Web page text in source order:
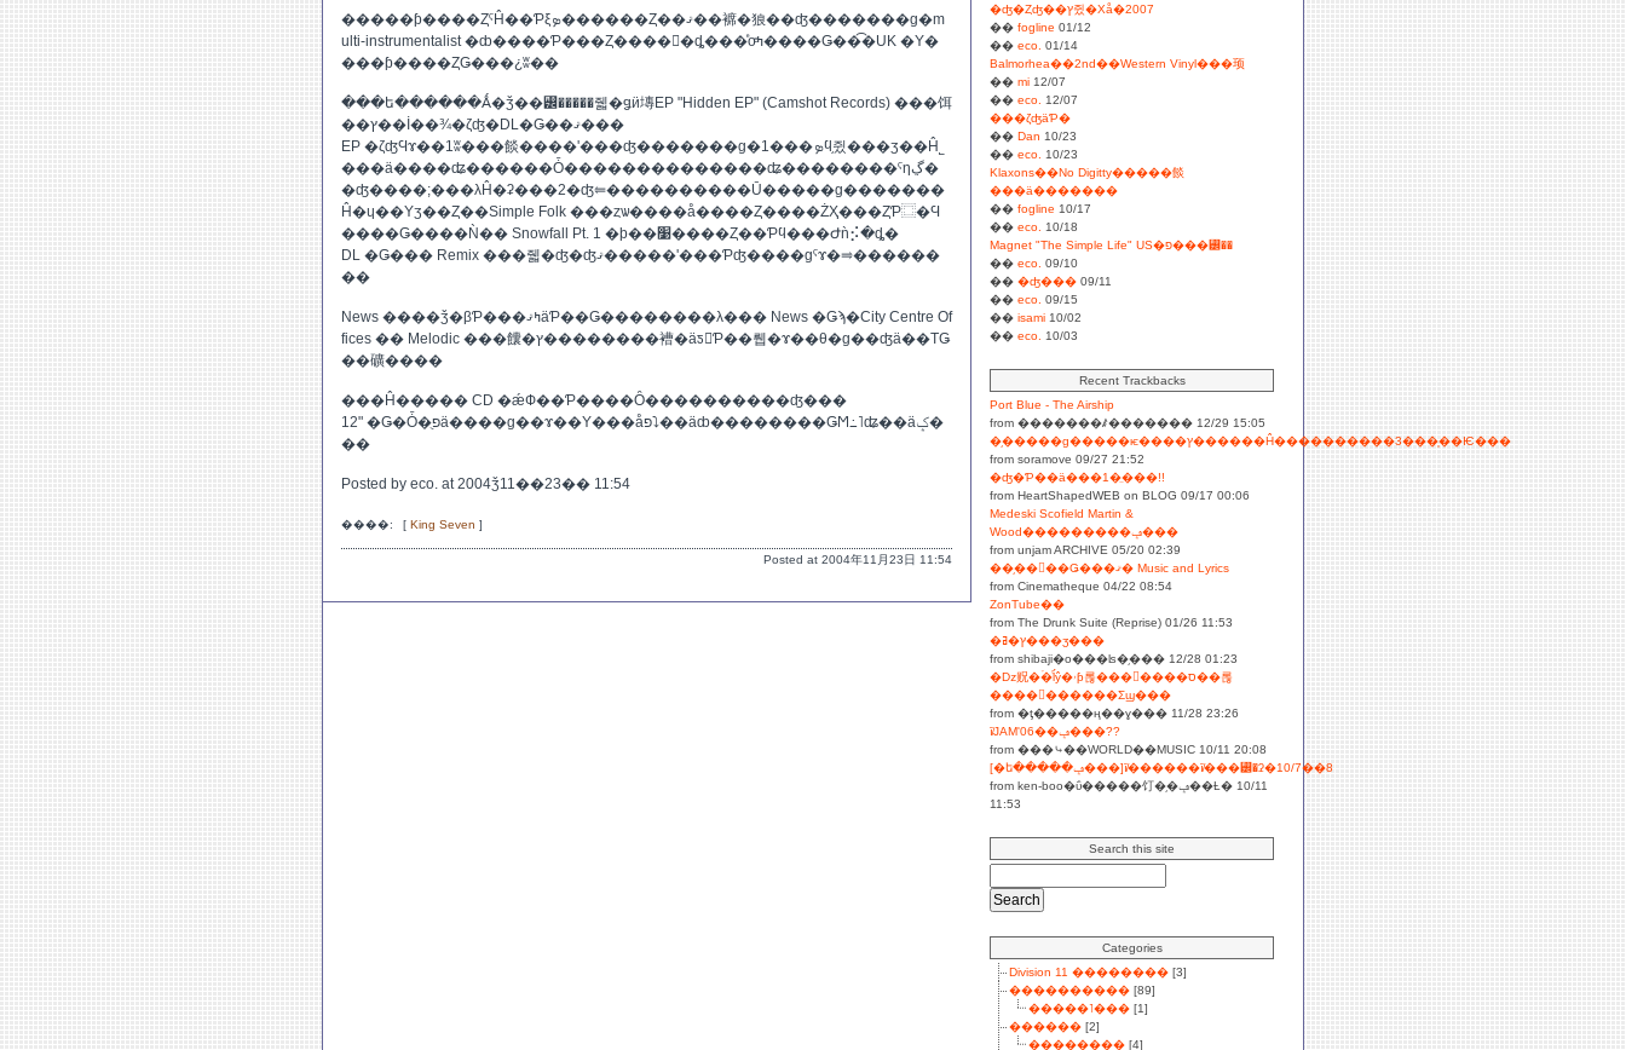
�����ƥ����ȤˤĤ��Ƥξܤ������Ȥ��ޤ��褯�狼��ʤ�������ɡ�m
ulti-instrumentalist �ȸ����Ƥ���Ȥ����򸫤�ȡ���ͤοͤߤ����Ǥ��͡�UK �Υ�
���ƥ����ȤǤ���¿ʬ��
���ե������Ǻ�ǯ��꡼�����줿�ǥӥ塼EP "Hidden EP" (Camshot Records) ���饵
��ץ��İ��¾�ζʤ�DL�Ǥ��ޤ���
EP �ζʤϤɤ��1ʬ���餤����ʹ���ʤ�������ɡ�1���ܤϥ֥쥤���ӡ��Ĥ˾
���ä����ʥ������Ȱ��������������ʥ��������ˤηڲ�
�ʤ����;���λĤ�ʡ���2�ʤ⥢����������Ū�����ɡ�������
Ĥ�ɥ��Υӡ��Ȥ��Simple Folk ���ȥѡ����å����Ȥ����ŻҲ���ȤƤ⿴�Ϥ
����Ǥ����Ǹ�� Snowfall Pt. 1 �ϸ��׹����Ȥ��Ƥϥ���Ժǹ⡪�ȡ�
DL �Ǥ��� Remix ���줿�ʤ�ʤޤ�����ʹ���Ƥʤ����ɡˤɤ�⥤������
��
News ����ǯ�βƤ���ߤޤäƤ��Ǥ��������λ��� News �Ǥϡ�City Centre Of
fices �� Melodic ���饢�ץ��������褿�äƽ񤤤Ƥ��뤱�ɤ��θ�ɡ��ʤä��ΤǤ
��礦����
���Ĥ����� CD �ǽФ��Ƥ����Ȏ����������ʤ���
12" �Ǥ�Ȱ�ֻפä����ɡ��ɤ��Υ���åפ⤵��äȸ��������ǤϺ߸˥ʥ��äݤ�
��
Posted by eco. at 2004ǯ11��23�� 11:54
����: [ King Seven ]
Posted at 2004年11月23日 11:54
�ʤ�Ȥʤ��ץ쥤�Хå�2007
�� fogline 01/12
�� eco. 01/14
Balmorhea��2nd��Western Vinyl���顼
�� mi 12/07
�� eco.
12/07
���ζʤäƤ�
�� Dan 10/23
�� eco.
10/23
Klaxons��No Digitty�����餤
���ä�������
�� fogline 10/17
�� eco.
10/18
Magnet "The Simple Life" US�פ���꡼��
�� eco. 09/10
�� �ʤ��� 09/11
�� eco. 09/15
�� isami 10/02
�� eco. 10/03
Recent Trackbacks
Port Blue - The Airship
from �������ꤹ������� 12/29 15:05
�֥�����ɡ�����ѥ����ץ������Ĥ����������3���֤��Ѥ���
from soramove 09/27 21:52
�ʤ�Ƥ��ä���1�̤���!!
from HeartShapedWEB on BLOG 09/17 00:06
Medeski Scofield Martin &
Wood���������ݡ���
from unjam ARCHIVE 05/20 02:39
��֥��󥰤��Ǥ���ޤ� Music and Lyrics
from Cinematheque 04/22 08:54
ZonTube��
from The Drunk Suite (Reprise) 01/26 11:53
�ץ�ߥ���ӡ���
from shibaji�ο���ʪ�֥��� 12/28 01:23
�ǲ贶�ۡ�ͭĺŷ�ۥƥ롢���󡦥����ס��롢
����󥰥������Σϣ���
from �ţ�����ң��ɣ��� 11/28 23:26
ī̸JAM'06��ݡ���??
from ���⤷��WORLD��MUSIC 10/11 20:08
[�ե�����ݡ���]ī̸������ī̸���꡼�ʡ�10/7��8
from ken-boo�ΰ�����饤�֥�ݡ��Ƚ� 10/11
11:53
Search this site
Categories
Division 11 �������� [3]
���������� [89]
�����˥��� [1]
������ [2]
�������� [4]